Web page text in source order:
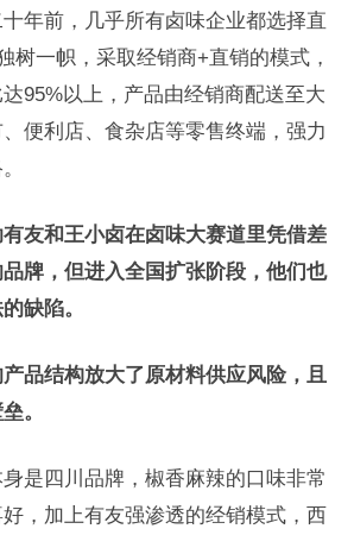
十年前，几乎所有卤味企业都选择直
树一帜，采取经销商+直销的模式，
95%以上，产品由经销商配送至大
便利店、食杂店等零售终端，强力
友和王小卤在卤味大赛道里凭借差
牌，但进入全国扩张阶段，他们也
缺陷。
品结构放大了原材料供应风险，且
。
是四川品牌，椒香麻辣的口味非常
，加上有友强渗透的经销模式，西